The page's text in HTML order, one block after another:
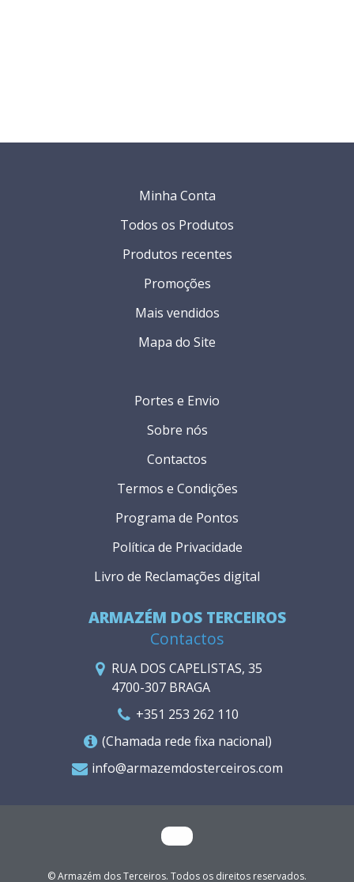
ARMAZÉM DOS TERCEIROS
Contactos
RUA DOS CAPELISTAS, 35
4700-307 BRAGA
+351 253 262 110
(Chamada rede fixa nacional)
info@armazemdosterceiros.com
Portes e Envio
Sobre nós
Contactos
Termos e Condições
Programa de Pontos
Política de Privacidade
Livro de Reclamações digital
Minha Conta
Todos os Produtos
Produtos recentes
Promoções
Mais vendidos
Mapa do Site
© Armazém dos Terceiros. Todos os direitos reservados.